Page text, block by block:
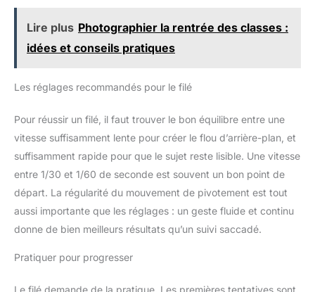
Lire plus Photographier la rentrée des classes :
idées et conseils pratiques
Les réglages recommandés pour le filé
Pour réussir un filé, il faut trouver le bon équilibre entre une
vitesse suffisamment lente pour créer le flou d’arrière-plan, et
suffisamment rapide pour que le sujet reste lisible. Une vitesse
entre 1/30 et 1/60 de seconde est souvent un bon point de
départ. La régularité du mouvement de pivotement est tout
aussi importante que les réglages : un geste fluide et continu
donne de bien meilleurs résultats qu’un suivi saccadé.
Pratiquer pour progresser
Le filé demande de la pratique. Les premières tentatives sont